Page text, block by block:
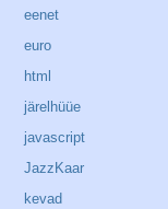
eenet
euro
html
järelhüüe
javascript
JazzKaar
kevad